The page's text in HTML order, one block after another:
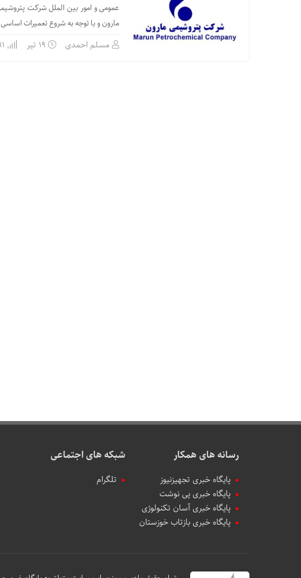
عمومی و امور بین الملل شرکت
مارون و با توجه به شروع تعمیرات
مسلم احمدی ۱۹ تیر
رسانه های همکار
پایگاه خبری تجهیزنیوز
پایگاه خبری پی نوشت
پایگاه خبری آسان تکنولوژی
پایگاه خبری بازتاب خوزستان
شبکه های اجتماعی
تلگرام